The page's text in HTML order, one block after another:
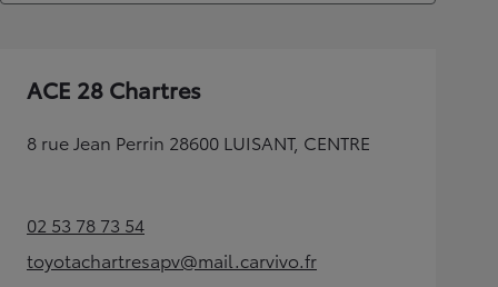
ACE 28 Chartres
8 rue Jean Perrin 28600 LUISANT, CENTRE
02 53 78 73 54(Opens in new tab)
toyotachartresapv@mail.carvivo.fr
(Opens in new tab)